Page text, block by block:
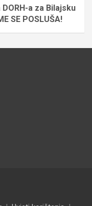
a za Bilajsku
SE POSLUŠA!